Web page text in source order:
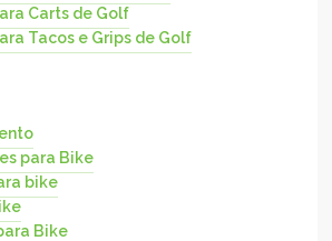
Carts de Golf
Tacos e Grips de Golf
para Bike
bike
Bike